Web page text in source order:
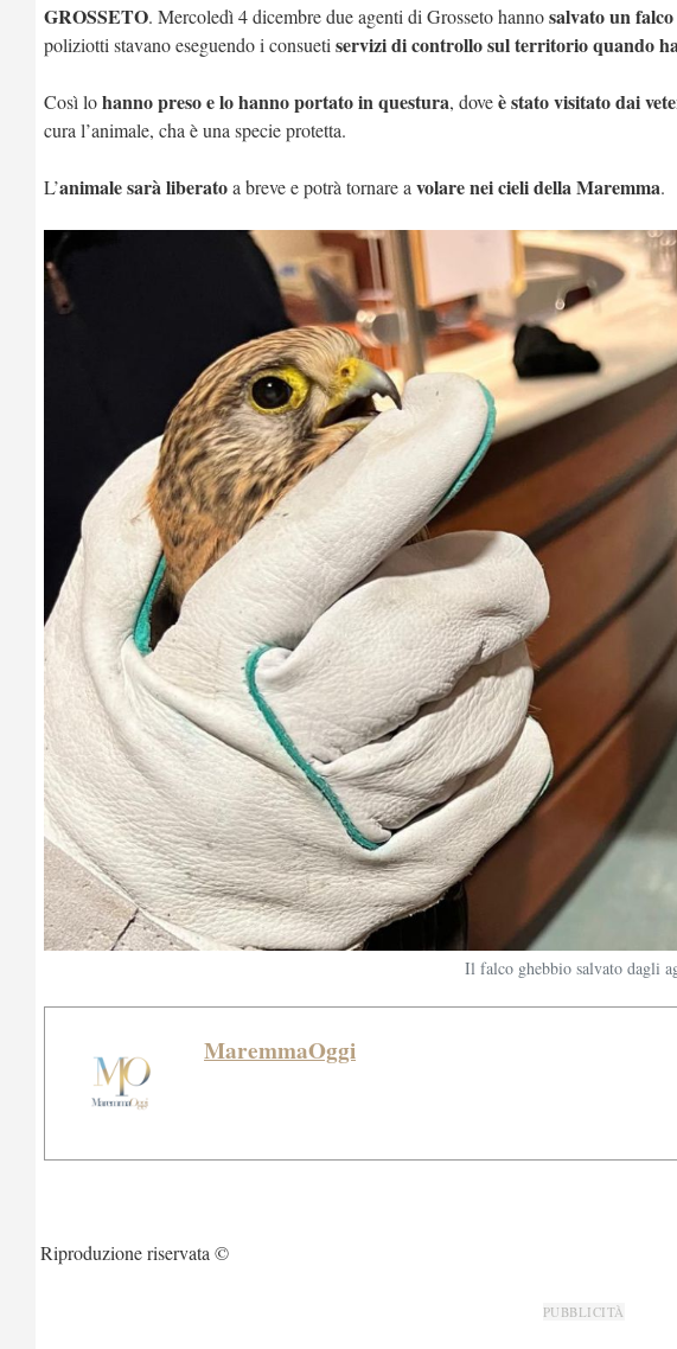
GROSSETO. Mercoledì 4 dicembre due agenti di Grosseto hannosalvato un
poliziotti stavano eseguendo i consueti servizi di controllo sul territorio quando
Così lohanno preso e lo hanno portato in questura, doveè stato visitato dai
cura l’animale, cha è una specie protetta.
L’animale sarà liberatoa breve e potrà tornare a volare nei cieli della Maremma.
Il falco ghebbio salvato dagli
MaremmaOggi
Riproduzione riservata ©
PUBBLICITÀ